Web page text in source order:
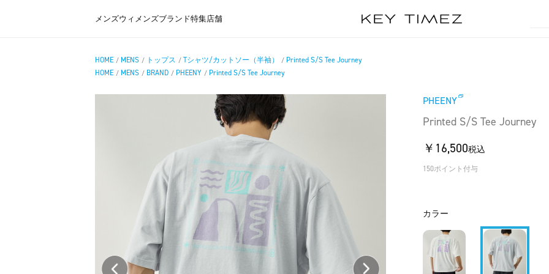
メンズウィメンズブランド特集店舗
HOME / MENS / トップス / Tシャツ/カットソー（半袖） / Printed S/S Tee Journey
HOME / MENS / BRAND / PHEENY / Printed S/S Tee Journey
PHEENY
Printed S/S Tee Journey
￥16,500税込
150ポイント付与
カラー